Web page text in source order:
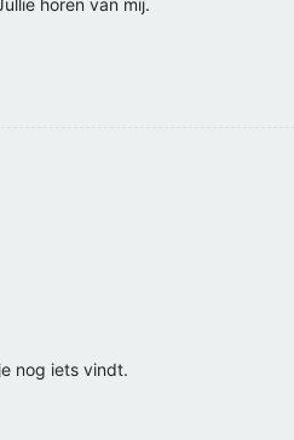
horen van mij.
nog iets vindt.